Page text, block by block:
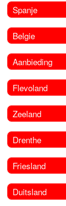
Spanje
Belgie
Aanbieding
Flevoland
Zeeland
Drenthe
Friesland
Duitsland